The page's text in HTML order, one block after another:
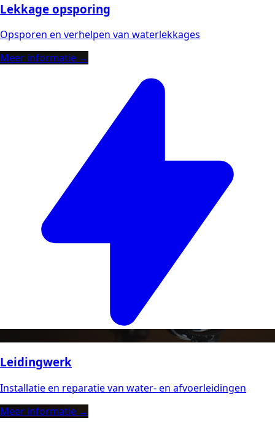
Lekkage opsporing
Opsporen en verhelpen van waterlekkages
Meer informatie →
Leidingwerk
Installatie en reparatie van water- en afvoerleidingen
Meer informatie →